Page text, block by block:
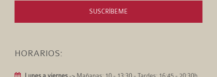
SUSCRÍBEME
HORARIOS: